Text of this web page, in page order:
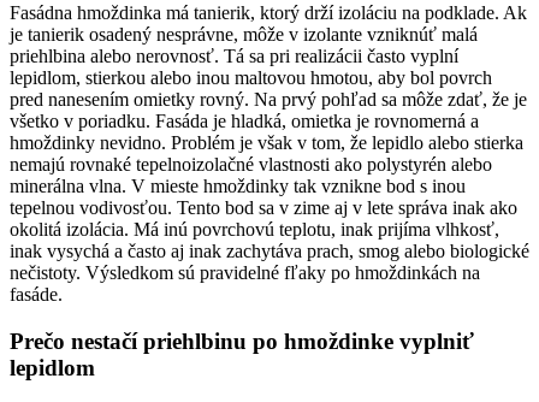
Fasádna hmoždinka má tanierik, ktorý drží izoláciu na podklade. Ak
je tanierik osadený nesprávne, môže v izolante vzniknúť malá
priehlbina alebo nerovnosť. Tá sa pri realizácii často vyplní
lepidlom, stierkou alebo inou maltovou hmotou, aby bol povrch
pred nanesením omietky rovný. Na prvý pohľad sa môže zdať, že je
všetko v poriadku. Fasáda je hladká, omietka je rovnomerná a
hmoždinky nevidno. Problém je však v tom, že lepidlo alebo stierka
nemajú rovnaké tepelnoizolačné vlastnosti ako polystyrén alebo
minerálna vlna. V mieste hmoždinky tak vznikne bod s inou
tepelnou vodivosťou. Tento bod sa v zime aj v lete správa inak ako
okolitá izolácia. Má inú povrchovú teplotu, inak prijíma vlhkosť,
inak vysychá a často aj inak zachytáva prach, smog alebo biologické
nečistoty. Výsledkom sú pravidelné fľaky po hmoždinkách na
fasáde.
Prečo nestačí priehlbinu po hmoždinke vyplniť
lepidlom